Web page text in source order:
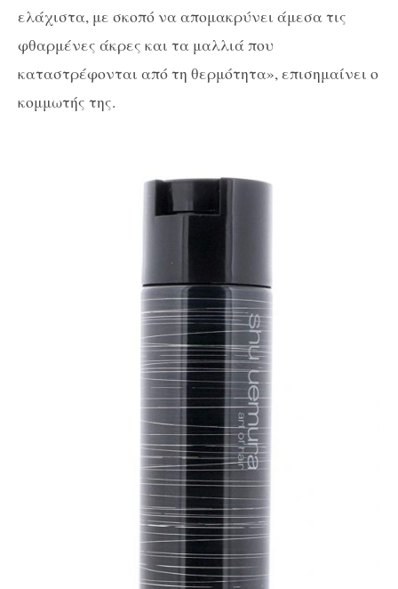
ελάχιστα, με σκοπό να απομακρύνει άμεσα τις
φθαρμένες άκρες και τα μαλλιά που
καταστρέφονται από τη θερμότητα», επισημαίνει ο
κομμωτής της.